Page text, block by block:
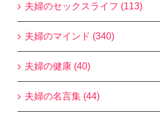
夫婦のセックスライフ (113)
夫婦のマインド (340)
夫婦の健康 (40)
夫婦の名言集 (44)